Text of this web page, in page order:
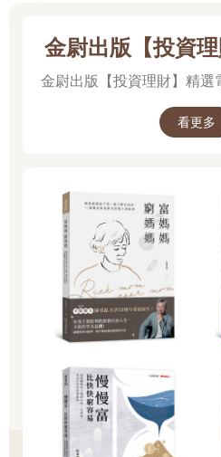
金尉出版【投資
金尉出版【投資理財】精選
看更多